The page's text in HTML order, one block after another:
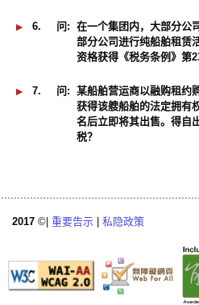
6. 问: 在一个集团内，大部分公
部分公司进行纯船舶租赁
资格获得《税务条例》第
7. 问: 某船舶营运商以融购租约
获得该艘船舶的法定拥有
名后立即将其出售。得自
税？
2017 ©| 重要告示 私隐政策